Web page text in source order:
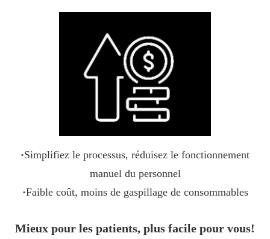
·Simplifiez le processus, réduisez le fonctionnement
manuel du personnel
·Faible coût, moins de gaspillage de consommables
Mieux pour les patients, plus facile pour vous!